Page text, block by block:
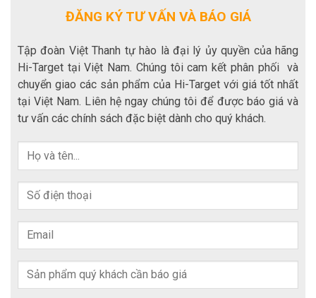
ĐĂNG KÝ TƯ VẤN VÀ BÁO GIÁ
Tập đoàn Việt Thanh tự hào là đại lý ủy quyền của hãng
Hi-Target tại Việt Nam. Chúng tôi cam kết phân phối và
chuyển giao các sản phẩm của Hi-Target với giá tốt nhất
tại Việt Nam. Liên hệ ngay chúng tôi để được báo giá và
tư vấn các chính sách đặc biệt dành cho quý khách.